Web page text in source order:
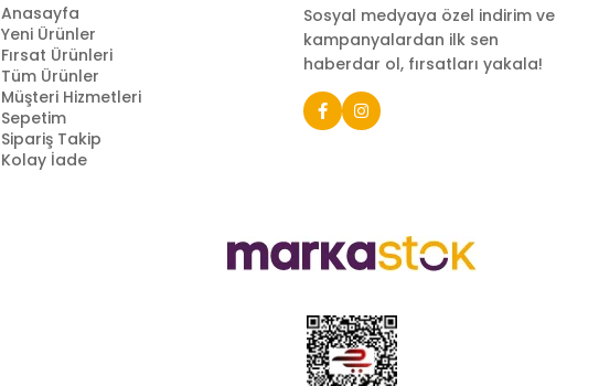
Anasayfa
Yeni Ürünler
Fırsat Ürünleri
Tüm Ürünler
Müşteri Hizmetleri
Sepetim
Sipariş Takip
Kolay İade
Sosyal medyaya özel indirim ve
kampanyalardan ilk sen
haberdar ol, fırsatları yakala!